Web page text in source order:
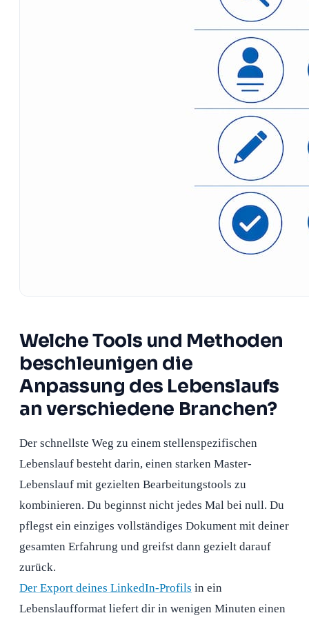
Welche Tools und Methoden
beschleunigen die
Anpassung des Lebenslaufs
an verschiedene Branchen?
Der schnellste Weg zu einem stellenspezifischen
Lebenslauf besteht darin, einen starken Master-
Lebenslauf mit gezielten Bearbeitungstools zu
kombinieren. Du beginnst nicht jedes Mal bei null. Du
pflegst ein einziges vollständiges Dokument mit deiner
gesamten Erfahrung und greifst dann gezielt darauf
zurück.
Der Export deines LinkedIn-Profils in ein
Lebenslaufformat liefert dir in wenigen Minuten einen